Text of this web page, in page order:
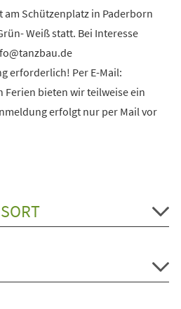
am Schützenplatz in Paderborn
Weiß statt. Bei Interesse
erforderlich! Per E-Mail:
Ferien bieten wir teilweise ein
erfolgt nur per Mail vor